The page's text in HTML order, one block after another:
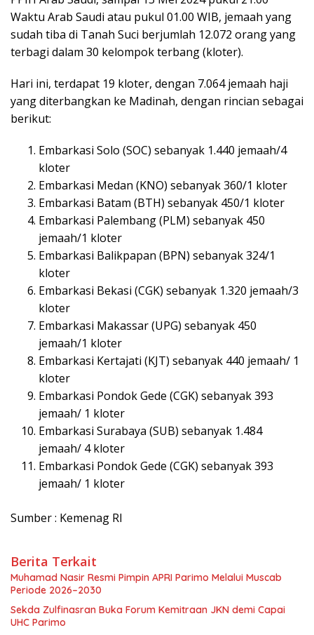
Waktu Arab Saudi atau pukul 01.00 WIB, jemaah yang
sudah tiba di Tanah Suci berjumlah 12.072 orang yang
terbagi dalam 30 kelompok terbang (kloter).
Hari ini, terdapat 19 kloter, dengan 7.064 jemaah haji
yang diterbangkan ke Madinah, dengan rincian sebagai
berikut:
Embarkasi Solo (SOC) sebanyak 1.440 jemaah/4
kloter
Embarkasi Medan (KNO) sebanyak 360/1 kloter
Embarkasi Batam (BTH) sebanyak 450/1 kloter
Embarkasi Palembang (PLM) sebanyak 450
jemaah/1 kloter
Embarkasi Balikpapan (BPN) sebanyak 324/1
kloter
Embarkasi Bekasi (CGK) sebanyak 1.320 jemaah/3
kloter
Embarkasi Makassar (UPG) sebanyak 450
jemaah/1 kloter
Embarkasi Kertajati (KJT) sebanyak 440 jemaah/ 1
kloter
Embarkasi Pondok Gede (CGK) sebanyak 393
jemaah/ 1 kloter
Embarkasi Surabaya (SUB) sebanyak 1.484
jemaah/ 4 kloter
Embarkasi Pondok Gede (CGK) sebanyak 393
jemaah/ 1 kloter
Sumber : Kemenag RI
Berita Terkait
Muhamad Nasir Resmi Pimpin APRI Parimo Melalui Muscab
Periode 2026–2030
Sekda Zulfinasran Buka Forum Kemitraan JKN demi Capai
UHC Parimo